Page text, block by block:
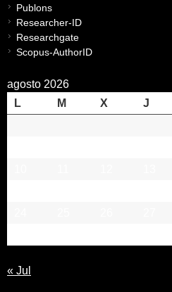
Publons
Researcher-ID
Researchgate
Scopus-AuthorID
agosto 2026
L
M X J
« Jul